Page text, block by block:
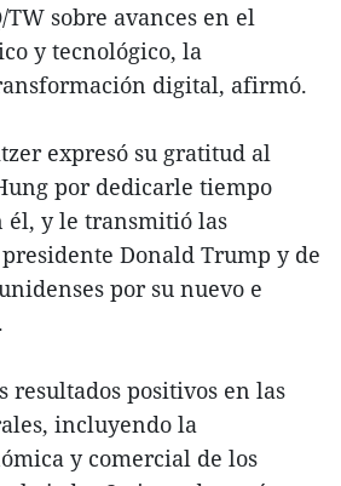
sobre avances en el
y tecnológico, la
digital, afirmó.
expresó su gratitud al
por dedicarle tiempo
él, y le transmitió las
Donald Trump y de
por su nuevo e
resultados positivos en las
incluyendo la
y comercial de los